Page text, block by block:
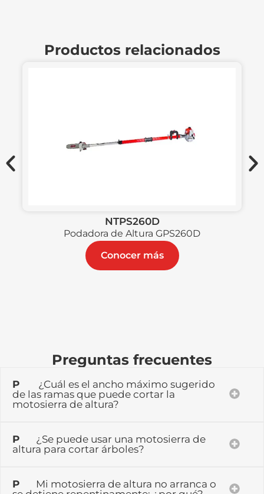
Productos relacionados
NTPS260D
Podadora de Altura GPS260D
Conocer más
Preguntas frecuentes
P ¿Cuál es el ancho máximo sugerido
de las ramas que puede cortar la
motosierra de altura?
P ¿Se puede usar una motosierra de
altura para cortar árboles?
P Mi motosierra de altura no arranca o